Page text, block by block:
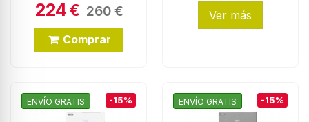
224€ 260 €
Comprar
Ver más
ENVÍO GRATIS -15% ENVÍO GRATIS -15%